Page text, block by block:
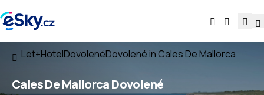
Let+HotelDovolenéDovolené in Cales De Mallorca
Cales De Mallorca Dovolené